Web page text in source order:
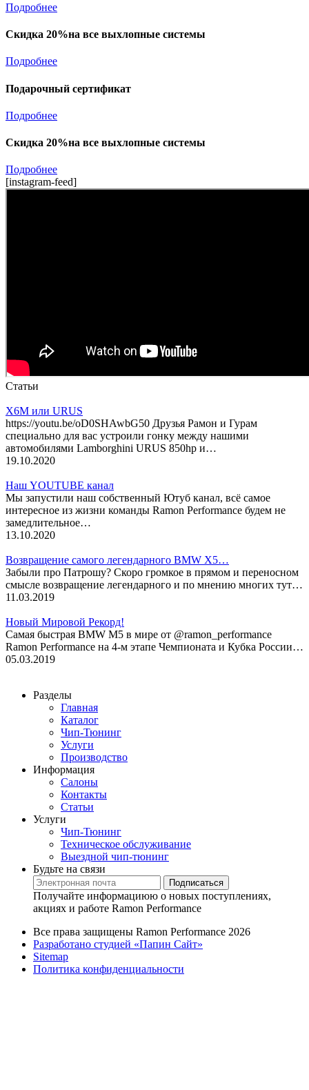
Подробнее
Скидка 20%на все выхлопные системы
Подробнее
Подарочный сертификат
Подробнее
Скидка 20%на все выхлопные системы
Подробнее
[instagram-feed]
Статьи
X6M или URUS
https://youtu.be/oD0SHAwbG50 Друзья Рамон и Гурам
специально для вас устроили гонку между нашими
автомобилями Lamborghini URUS 850hp и…
19.10.2020
Наш YOUTUBE канал
Мы запустили наш собственный Ютуб канал, всё самое
интересное из жизни команды Ramon Performance будем не
замедлительное…
13.10.2020
Возвращение самого легендарного BMW X5…
Забыли про Патрошу? Скоро громкое в прямом и переносном
смысле возвращение легендарного и по мнению многих тут…
11.03.2019
Новый Мировой Рекорд!
Cамая быстрая BMW M5 в мире от @ramon_performance
Ramon Performance на 4-м этапе Чемпионата и Кубка России…
05.03.2019
Разделы
Главная
Каталог
Чип-Тюнинг
Услуги
Производство
Информация
Салоны
Контакты
Статьи
Услуги
Чип-Тюнинг
Техническое обслуживание
Выездной чип-тюнинг
Будьте на связи
Подписаться
Получайте информациюю о новых поступлениях,
акциях и работе Ramon Performance
Все права защищены Ramon Performance 2026
Разработано студией «Папин Сайт»
Sitemap
Политика конфиденциальности